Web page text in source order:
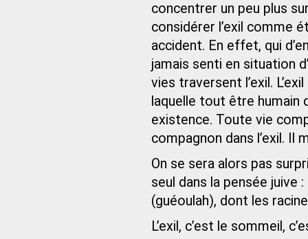
concentrer un peu plus
considérer l’exil comme
accident. En effet, qui
jamais senti en situation
vies traversent l’exil.
laquelle tout être humain
existence. Toute vie
compagnon dans l’exil. Il
On se sera alors pas
seul dans la pensée juive
(guéoulah), dont les
L’exil, c’est le sommeil,